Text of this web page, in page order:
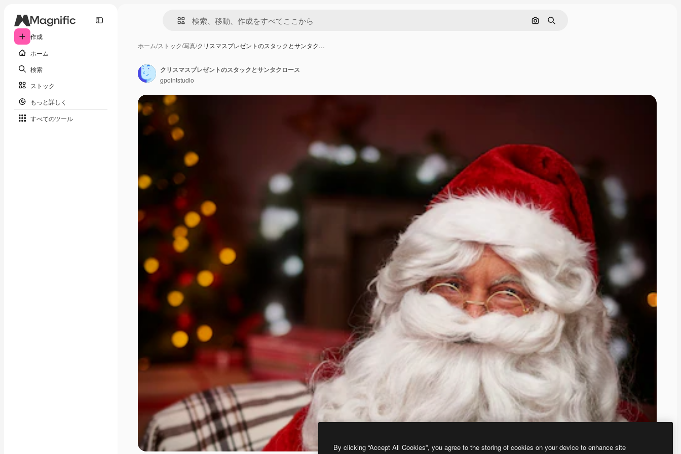
作成
ホーム
検索
ストック
もっと詳しく
すべてのツール
画像で検索
検索
ホーム/ストック/写真/クリスマスプレゼントのスタックとサンタク…
クリスマスプレゼントのスタックとサンタクロース
gpointstudio
By clicking “Accept All Cookies”, you agree to the storing of cookies on your device to enhance site